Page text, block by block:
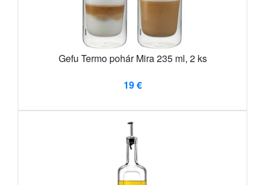
Gefu Termo pohár Mira 235 ml, 2 ks
19 €